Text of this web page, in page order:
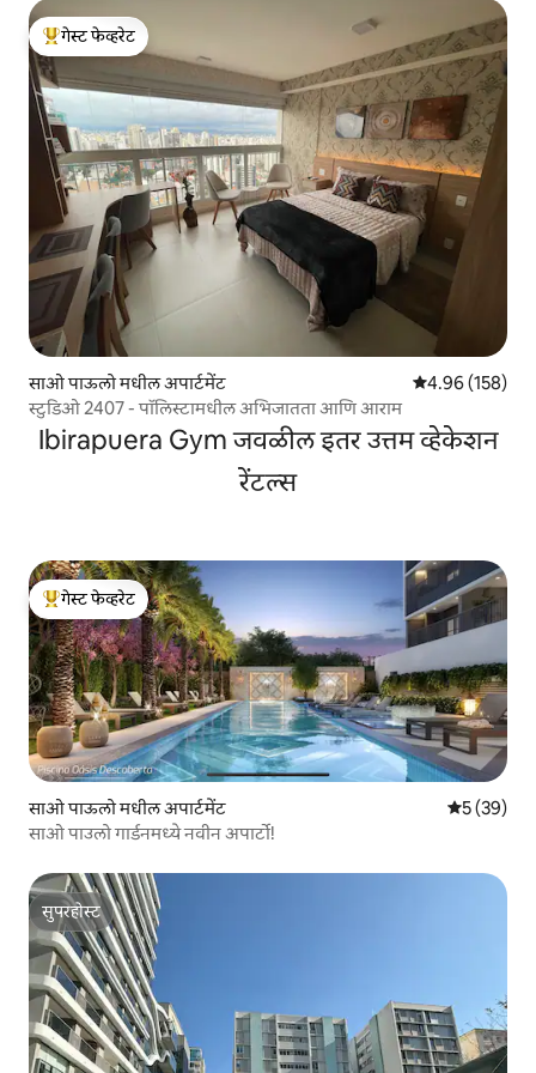
टॉप गेस्ट फेव्हरेट
गेस्ट फेव्हरेट
साओ पाऊलो मधील अपार्टमेंट 5 पैकी 4.96
4.96 (158)
स्टुडिओ 2407 - पॉलिस्टामधील अभिजातता आणि आराम
Ibirapuera Gym जवळील इतर उत्तम व्हेकेशन
रेंटल्स
टॉप गेस्ट फेव्हरेट
गेस्ट फेव्हरेट
साओ पाऊलो मधील अपार्टमेंट 5 पैकी 5
5 (39)
साओ पाउलो गार्डनमध्ये नवीन अपार्टो!
सुपरहोस्ट
सुपरहोस्ट